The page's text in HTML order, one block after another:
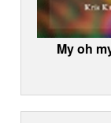
My oh